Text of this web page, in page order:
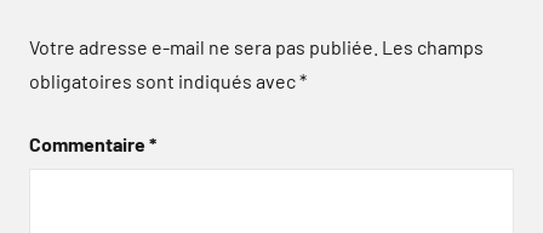
Votre adresse e-mail ne sera pas publiée. Les champs
obligatoires sont indiqués avec*
Commentaire*